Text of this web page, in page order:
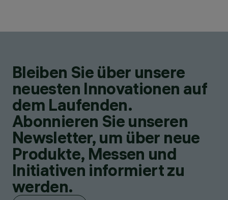
Bleiben Sie über unsere
neuesten Innovationen auf
dem Laufenden.
Abonnieren Sie unseren
Newsletter, um über neue
Produkte, Messen und
Initiativen informiert zu
werden.